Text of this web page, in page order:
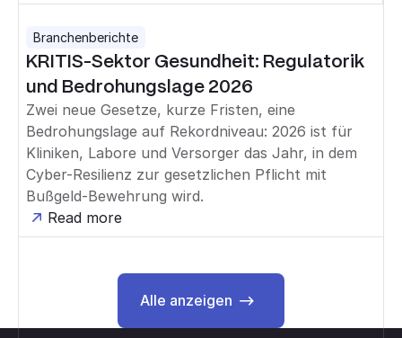
Branchenberichte
KRITIS-Sektor Gesundheit: Regulatorik
und Bedrohungslage 2026
Zwei neue Gesetze, kurze Fristen, eine
Bedrohungslage auf Rekordniveau: 2026 ist für
Kliniken, Labore und Versorger das Jahr, in dem
Cyber-Resilienz zur gesetzlichen Pflicht mit
Bußgeld-Bewehrung wird.
Read more
Alle anzeigen
Alle anzeigen